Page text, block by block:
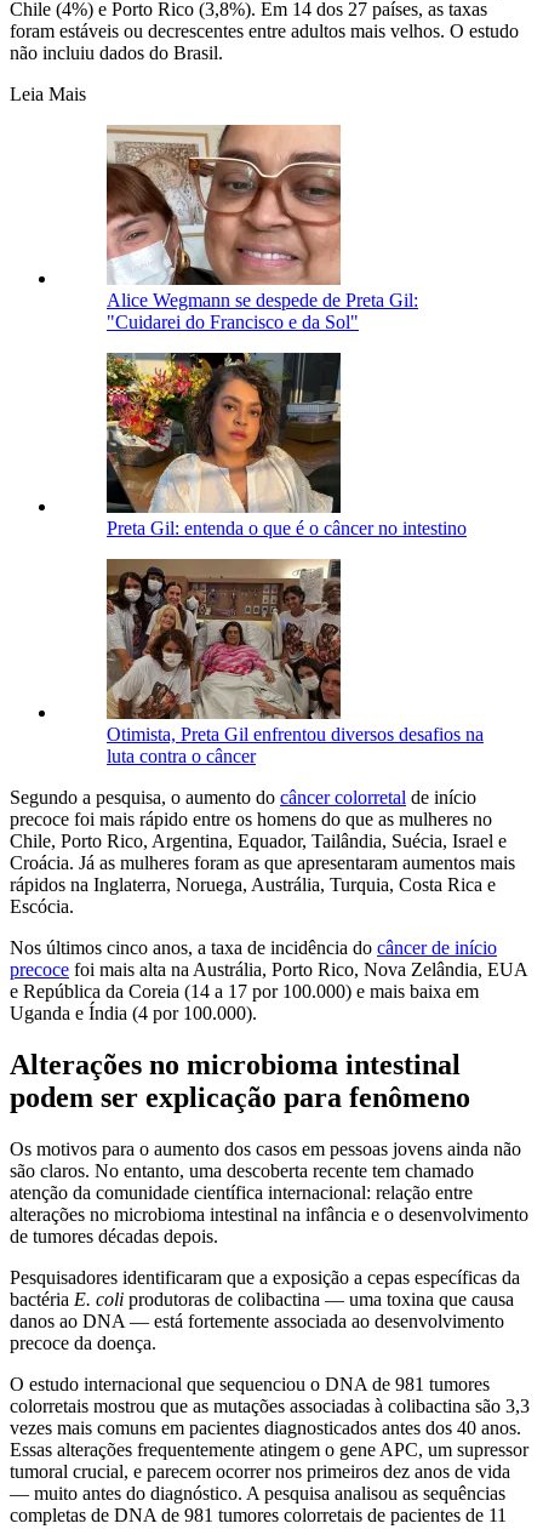
Chile (4%) e Porto Rico (3,8%). Em 14 dos 27 países, as taxas
foram estáveis ou decrescentes entre adultos mais velhos. O estudo
não incluiu dados do Brasil.
Leia Mais
Alice Wegmann se despede de Preta Gil:
"Cuidarei do Francisco e da Sol"
Preta Gil: entenda o que é o câncer no intestino
Otimista, Preta Gil enfrentou diversos desafios na
luta contra o câncer
Segundo a pesquisa, o aumento do câncer colorretal de início
precoce foi mais rápido entre os homens do que as mulheres no
Chile, Porto Rico, Argentina, Equador, Tailândia, Suécia, Israel e
Croácia. Já as mulheres foram as que apresentaram aumentos mais
rápidos na Inglaterra, Noruega, Austrália, Turquia, Costa Rica e
Escócia.
Nos últimos cinco anos, a taxa de incidência do câncer de início
precoce foi mais alta na Austrália, Porto Rico, Nova Zelândia, EUA
e República da Coreia (14 a 17 por 100.000) e mais baixa em
Uganda e Índia (4 por 100.000).
Alterações no microbioma intestinal
podem ser explicação para fenômeno
Os motivos para o aumento dos casos em pessoas jovens ainda não
são claros. No entanto, uma descoberta recente tem chamado
atenção da comunidade científica internacional: relação entre
alterações no microbioma intestinal na infância e o desenvolvimento
de tumores décadas depois.
Pesquisadores identificaram que a exposição a cepas específicas da
bactéria E. coli produtoras de colibactina — uma toxina que causa
danos ao DNA — está fortemente associada ao desenvolvimento
precoce da doença.
O estudo internacional que sequenciou o DNA de 981 tumores
colorretais mostrou que as mutações associadas à colibactina são 3,3
vezes mais comuns em pacientes diagnosticados antes dos 40 anos.
Essas alterações frequentemente atingem o gene APC, um supressor
tumoral crucial, e parecem ocorrer nos primeiros dez anos de vida
— muito antes do diagnóstico. A pesquisa analisou as sequências
completas de DNA de 981 tumores colorretais de pacientes de 11